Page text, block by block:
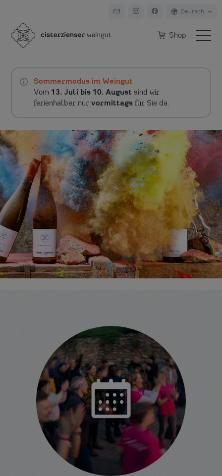
Shop
Sommermodus im Weingut
Vom 13. Juli bis 10. August sind wir
ferienhalber nurvormittags für Sie da.